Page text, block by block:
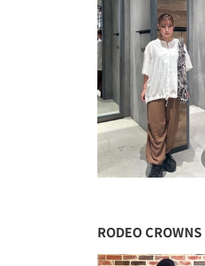
RODEO CROWNS